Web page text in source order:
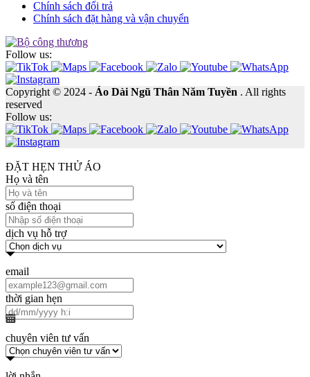
Chính sách đổi trả
Chính sách đặt hàng và vận chuyển
Follow us:
Copyright © 2024 - Áo Dài Ngũ Thân Năm Tuyền . All rights
reserved
Follow us:
ĐẶT HẸN THỬ ÁO
Họ và tên
số điện thoại
dịch vụ hỗ trợ
email
thời gian hẹn
chuyên viên tư vấn